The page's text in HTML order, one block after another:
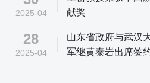
2025-04
献奖
28
2025-04
山东省政府与武汉
军继黄泰岩出席签